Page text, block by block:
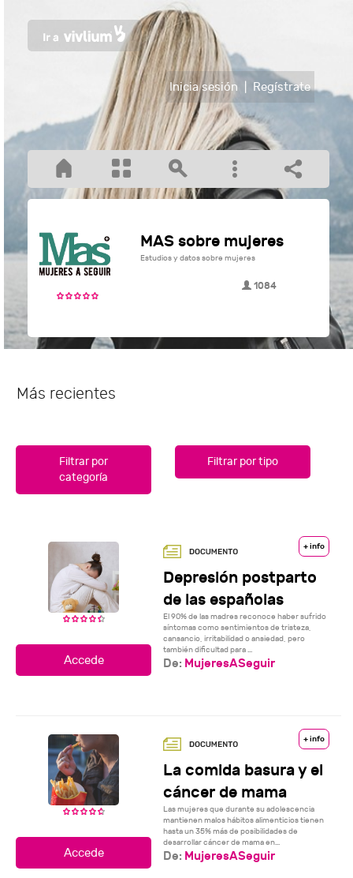
Inicia sesión Regístrate
MAS sobre mujeres
Estudios y datos sobre mujeres
1084
Más recientes
Filtrar por
categoría
Filtrar por tipo
+ info
Depresión postparto
de las españolas
El 90% de las madres reconoce haber sufrido
síntomas como sentimientos de tristeza,
cansancio, irritabilidad o ansiedad, pero
también dificultad para ...
De: MujeresASeguir
+ info
La comida basura y el
cáncer de mama
Las mujeres que durante su adolescencia
mantienen malos hábitos alimenticios tienen
hasta un 35% más de posibilidades de
desarrollar cáncer de mama en...
De: MujeresASeguir